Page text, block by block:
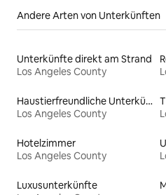
Andere Arten von Unterkünften
Unterkünfte direkt am Strand
Los Angeles County
Haustierfreundliche Unterkünfte
Los Angeles County
Hotelzimmer
Los Angeles County
Luxusunterkünfte